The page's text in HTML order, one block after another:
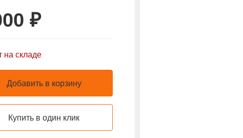
₽
на складе
Добавить в корзину
Купить в один клик